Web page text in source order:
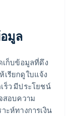
มูล
เก็บข้อมูลที่ดึง
เรียกดูใบแจ้ง
ร็ว มีประโยชน์
สอบความ
ะห์ทางการเงิน